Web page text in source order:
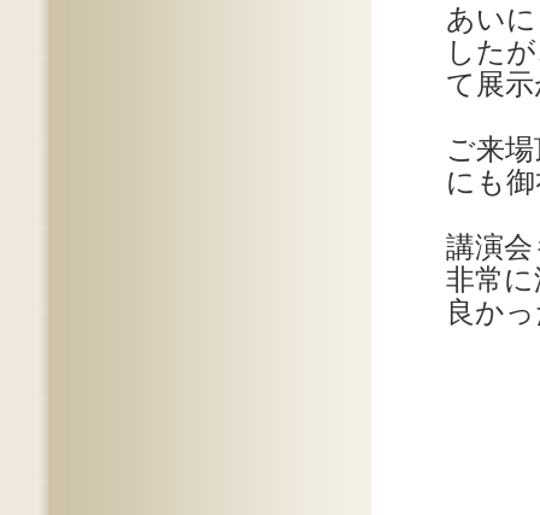
あい
した
て展
ご来
にも
講演
非常
良か